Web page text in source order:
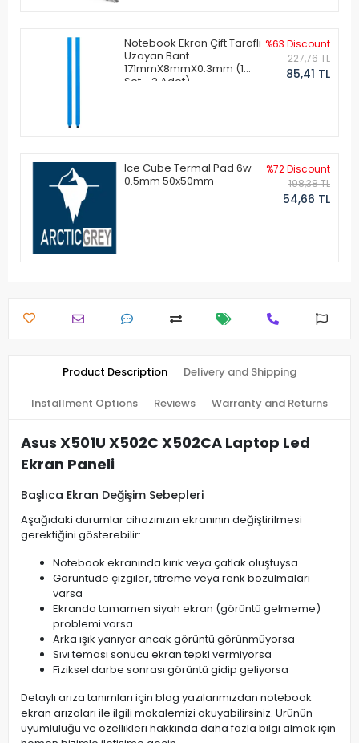
Notebook Ekran Çift Taraflı
Uzayan Bant
171mmX8mmX0.3mm (1
Set - 2 Adet)
%63 Discount
227,76 TL
85,41 TL
Ice Cube Termal Pad 6w
0.5mm 50x50mm
%72 Discount
198,38 TL
54,66 TL
Product Description Delivery and Shipping
Installment Options Reviews Warranty and Returns
Asus X501U X502C X502CA Laptop Led
Ekran Paneli
Başlıca Ekran Değişim Sebepleri
Aşağıdaki durumlar cihazınızın ekranının değiştirilmesi
gerektiğini gösterebilir:
Notebook ekranında kırık veya çatlak oluştuysa
Görüntüde çizgiler, titreme veya renk bozulmaları
varsa
Ekranda tamamen siyah ekran (görüntü gelmeme)
problemi varsa
Arka ışık yanıyor ancak görüntü görünmüyorsa
Sıvı teması sonucu ekran tepki vermiyorsa
Fiziksel darbe sonrası görüntü gidip geliyorsa
Detaylı arıza tanımları için blog yazılarımızdan notebook
ekran arızaları ile ilgili makalemizi okuyabilirsiniz. Ürünün
uyumluluğu ve özellikleri hakkında daha fazla bilgi almak için